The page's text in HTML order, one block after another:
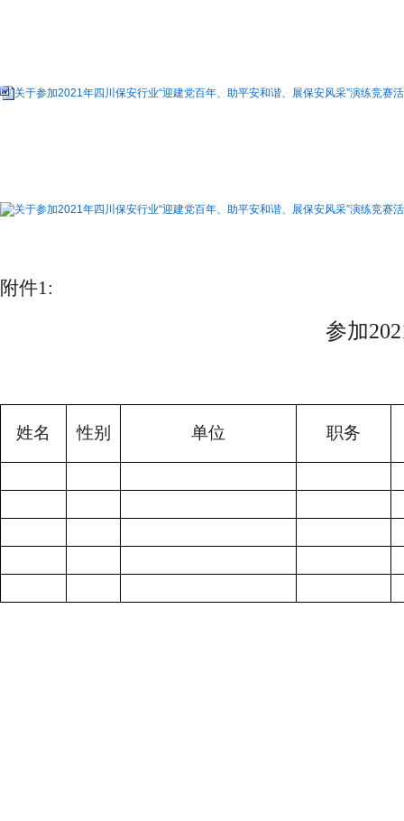
关于参加2021年四川保安行业“迎建党百年、助平安和谐、展保安风采”演练竞赛
关于参加2021年四川保安行业“迎建党百年、助平安和谐、展保安风采”演练竞赛
附件1:
参加
姓名 性别 单位 职务